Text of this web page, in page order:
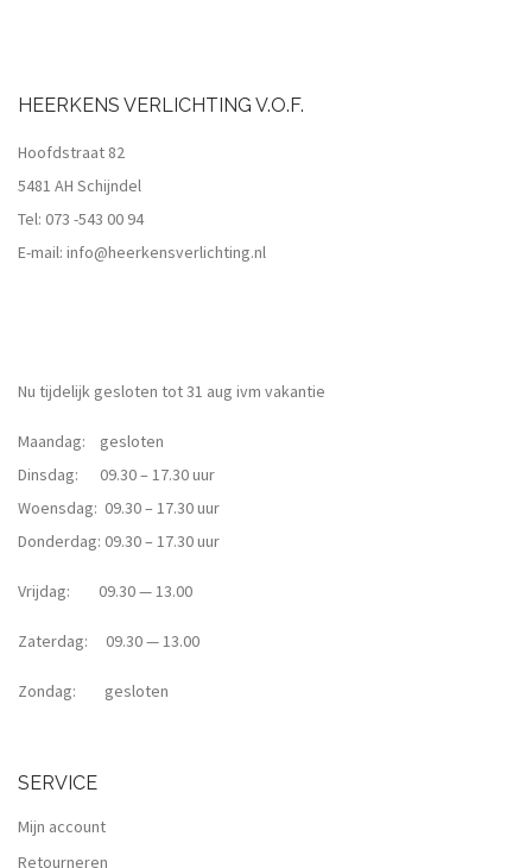
HEERKENS VERLICHTING V.O.F.
Hoofdstraat 82
5481 AH Schijndel
Tel: 073 -543 00 94
E-mail: info@heerkensverlichting.nl
Nu tijdelijk gesloten tot 31 aug ivm vakantie
Maandag: gesloten
Dinsdag: 09.30 – 17.30 uur
Woensdag: 09.30 – 17.30 uur
Donderdag: 09.30 – 17.30 uur
Vrijdag: 09.30 — 13.00
Zaterdag: 09.30 — 13.00
Zondag: gesloten
SERVICE
Mijn account
Retourneren